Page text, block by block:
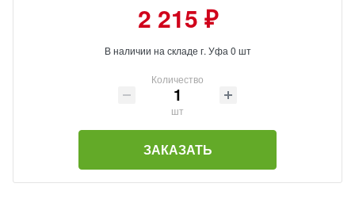
2 215 ₽
В наличии на складе г. Уфа 0 шт
Количество
шт
ЗАКАЗАТЬ